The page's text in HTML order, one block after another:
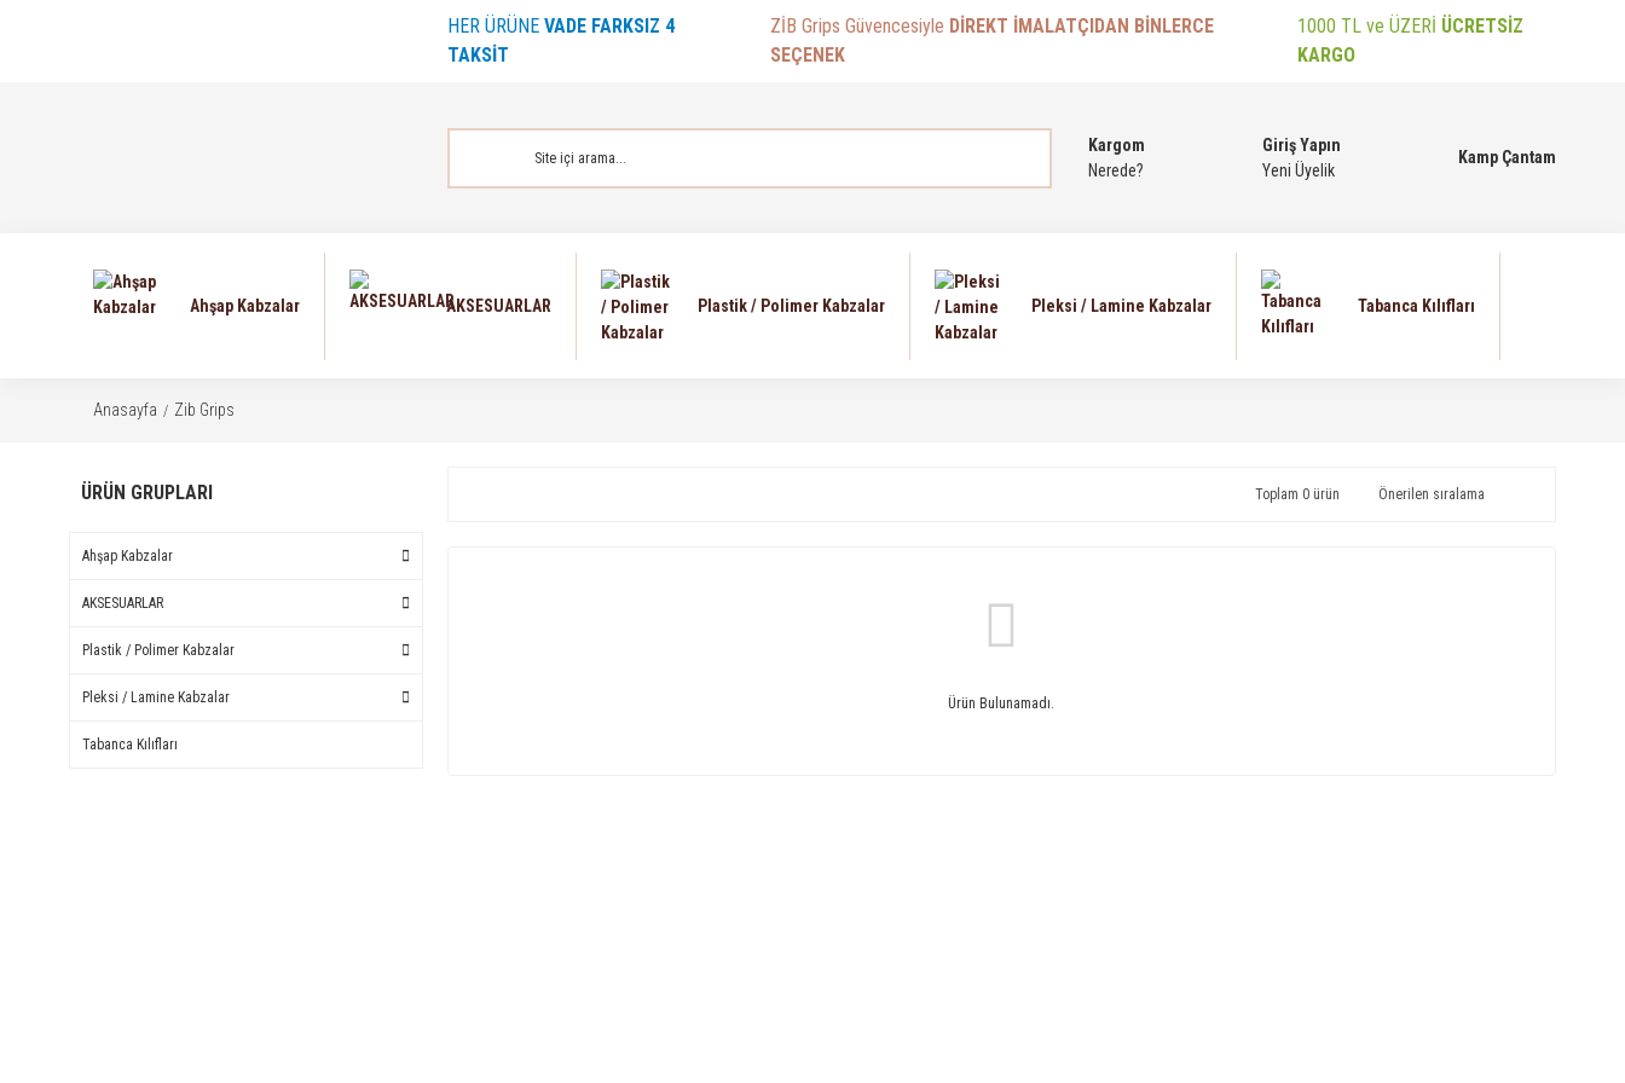
HER ÜRÜNE VADE FARKSIZ 4
TAKSİT
ZİB Grips Güvencesiyle DİREKT İMALATÇIDAN BİNLERCE
SEÇENEK
1000 TL ve ÜZERİ ÜCRETSİZ
KARGO
Kargom
Nerede?
Giriş Yapın
Yeni Üyelik
Kamp Çantam
Ahşap Kabzalar AKSESUARLAR Plastik / Polimer Kabzalar Pleksi / Lamine Kabzalar Tabanca Kılıfları
Anasayfa Zib Grips
ÜRÜN GRUPLARI
Ahşap Kabzalar
AKSESUARLAR
Plastik / Polimer Kabzalar
Pleksi / Lamine Kabzalar
Tabanca Kılıfları
Toplam 0 ürün
Ürün Bulunamadı.